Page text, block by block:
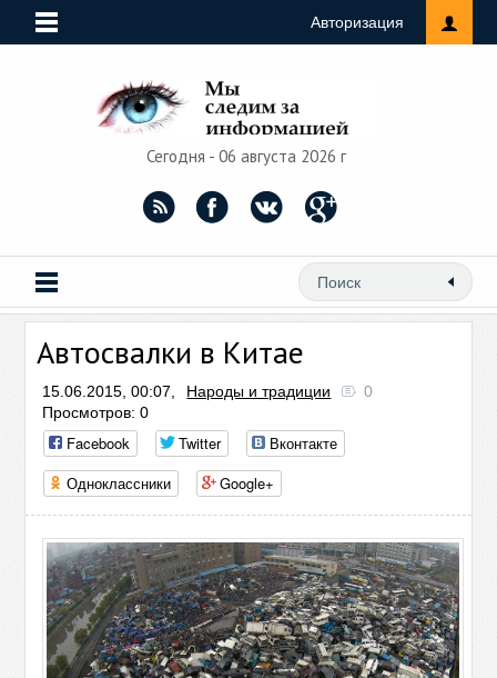
Авторизация
Сегодня - 06 августа 2026 г
Автосвалки в Китае
15.06.2015, 00:07, Народы и традиции
0
Просмотров: 0
Facebook Twitter
Вконтакте
Одноклассники
Google+